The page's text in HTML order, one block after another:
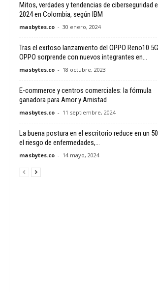
Mitos, verdades y tendencias de ciberseguridad
2024 en Colombia, según IBM
masbytes.co - 30 enero, 2024
Tras el exitoso lanzamiento del OPPO Reno10
OPPO sorprende con nuevos integrantes en...
masbytes.co - 18 octubre, 2023
E-commerce y centros comerciales: la fórmula
ganadora para Amor y Amistad
masbytes.co - 11 septiembre, 2024
La buena postura en el escritorio reduce en un
el riesgo de enfermedades,...
masbytes.co - 14 mayo, 2024